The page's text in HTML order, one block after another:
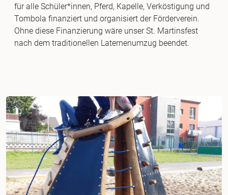
für alle Schüler*innen, Pferd, Kapelle, Verköstigung und
Tombola finanziert und organisiert der Förderverein.
Ohne diese Finanzierung wäre unser St. Martinsfest
nach dem traditionellen Laternenumzug beendet.